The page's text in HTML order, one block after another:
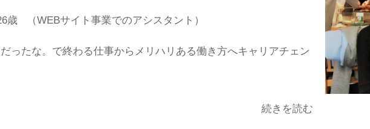
歳 （WEBサイト事業でのアシスタント）
ったな。で終わる仕事からメリハリある働き方へキャリアチェン
続きを読む